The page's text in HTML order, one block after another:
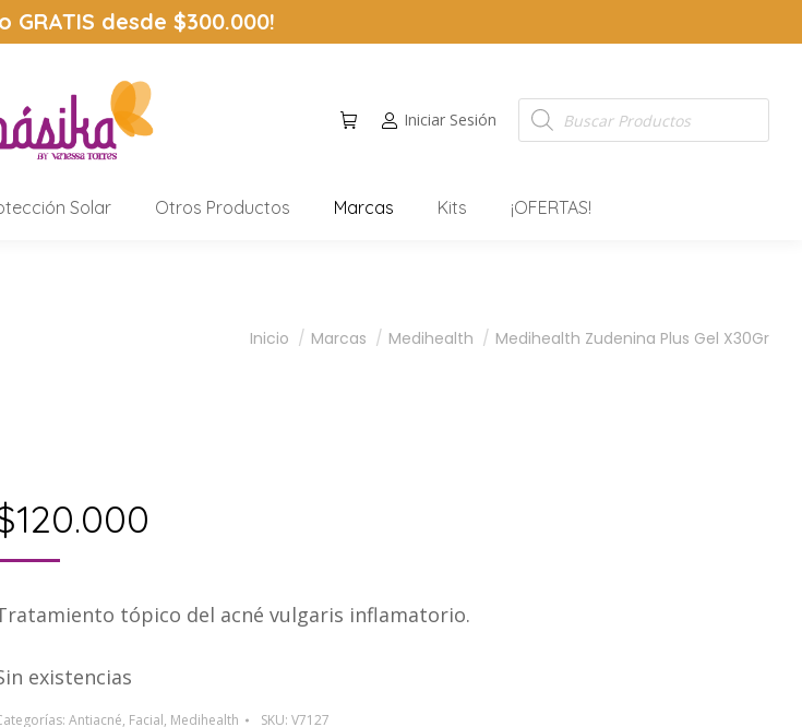
GRATIS desde $300.000!
Iniciar Sesión
Solar Otros Productos Marcas Kits ¡OFERTAS!
Estás aquí:
Inicio Marcas Medihealth Medihealth Zudenina Plus Gel X30Gr
120.000
tópico del acné vulgaris inflamatorio.
existencias
Antiacné, Facial, Medihealth SKU: V7127